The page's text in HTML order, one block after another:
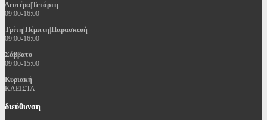
Δευτέρα|Τετάρτη
09:00-16:00
Τρίτη|Πέμπτη|Παρασκευή
09:00-16:00
Σάββατο
09:00-15:00
Κυριακή
ΚΛΕΙΣΤΑ
διεύθυνση